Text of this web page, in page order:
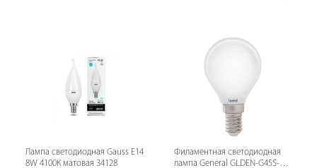
Лампа светодиодная Gauss E14
8W 4100K матовая 34128
Филаментная светодиодная
лампа General GLDEN-G45S-M-